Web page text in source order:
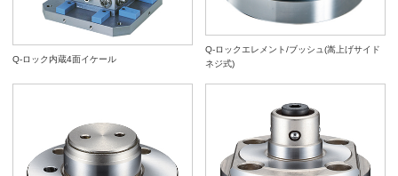
Q-ロック内蔵4面イケール
Q-ロックエレメント/ブッシュ(嵩上げサイド
ネジ式)